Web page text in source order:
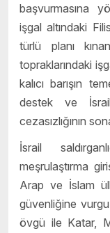
başvurmasına
işgal altındaki
türlü planı
topraklarındaki
kalıcı barışın
destek ve
cezasızlığının
İsrail
meşrulaştırma
Arap ve İslam
güvenliğine vurgu
övgü ile Katar,